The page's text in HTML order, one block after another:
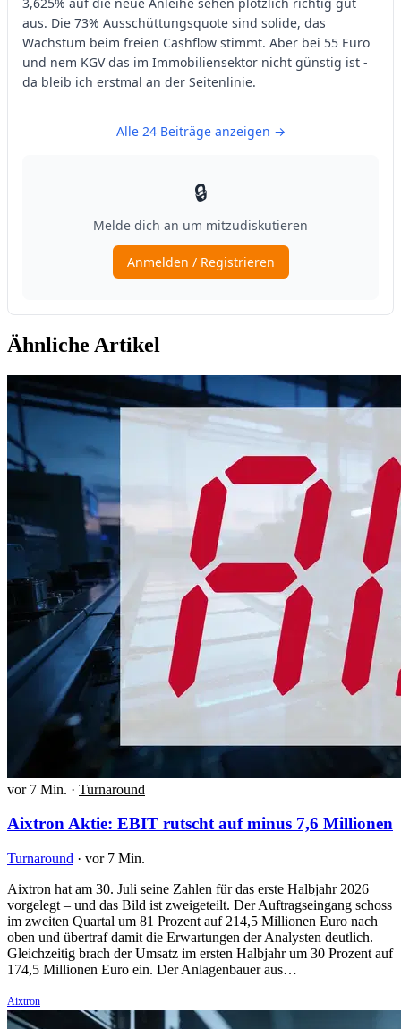
Ähnliche Artikel
vor 7 Min. · Turnaround
Aixtron Aktie: EBIT rutscht auf minus 7,6 Millionen
Turnaround · vor 7 Min.
Aixtron hat am 30. Juli seine Zahlen für das erste Halbjahr 2026
vorgelegt – und das Bild ist zweigeteilt. Der Auftragseingang schoss
im zweiten Quartal um 81 Prozent auf 214,5 Millionen Euro nach
oben und übertraf damit die Erwartungen der Analysten deutlich.
Gleichzeitig brach der Umsatz im ersten Halbjahr um 30 Prozent auf
174,5 Millionen Euro ein. Der Anlagenbauer aus…
Aixtron